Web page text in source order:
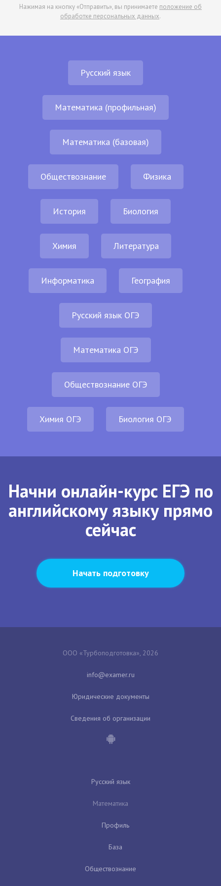
Нажимая на кнопку «Отправить», вы принимаете положение об
обработке персональных данных.
Русский язык
Математика (профильная)
Математика (базовая)
Обществознание Физика
История Биология
Химия Литература
Информатика География
Русский язык ОГЭ
Математика ОГЭ
Обществознание ОГЭ
Химия ОГЭ Биология ОГЭ
Начни онлайн-курс ЕГЭ по
английскому языку прямо
сейчас
Начать подготовку
ООО «Турбоподготовка», 2026
Юридические документы
Сведения об организации
Русский язык
Математика
Профиль
База
Обществознание